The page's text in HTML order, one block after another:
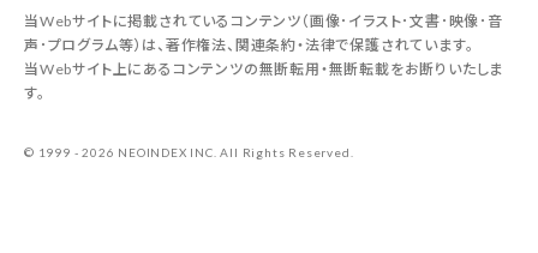
当Webサイトに掲載されているコンテンツ（画像･イラスト･文書･映像･音
声･プログラム等）は、著作権法、関連条約・法律で保護されています。
当Webサイト上にあるコンテンツの無断転用・無断転載をお断りいたしま
す。
© 1999 - 2026 NEOINDEX INC. All Rights Reserved.